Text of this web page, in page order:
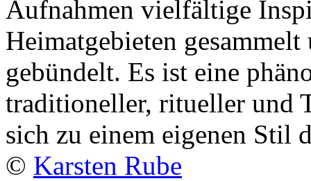
Aufnahmen vielfältige
Heimatgebieten
gebündelt. Es ist eine
traditioneller, ritueller und
sich zu einem eigenen Stil
© Karsten Rube